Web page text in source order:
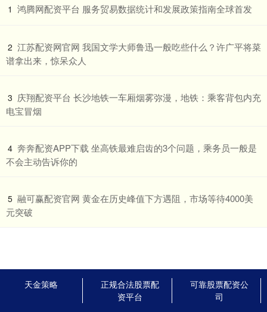
1 ​鸿腾网配资平台 服务贸易数据统计和发展政策指南全球首发
2 ​江苏配资网官网 我国文学大师鲁迅一般吃些什么？许广平将菜
谱拿出来，惊呆众人
3 ​庆翔配资平台 长沙地铁一车厢烟雾弥漫，地铁：乘客背包内充
电宝冒烟
4 ​奔奔配资APP下载 坐高铁最难启齿的3个问题，乘务员一般是
不会主动告诉你的
5 ​融可赢配资官网 黄金在历史峰值下方遇阻，市场等待4000美
元突破
天金策略
正规合法股票配
资平台
可靠股票配资公
司